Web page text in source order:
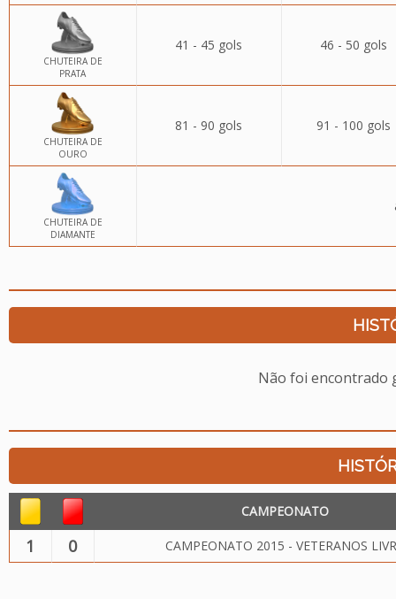
CHUTEIRA DE
PRATA
41 - 45 gols 46 - 50 gols
CHUTEIRA DE
OURO
81 - 90 gols 91 - 100 gols
CHUTEIRA DE
DIAMANTE
Não foi encontrado
CAMPEONATO
1 0 CAMPEONATO 2015 - VETERANOS